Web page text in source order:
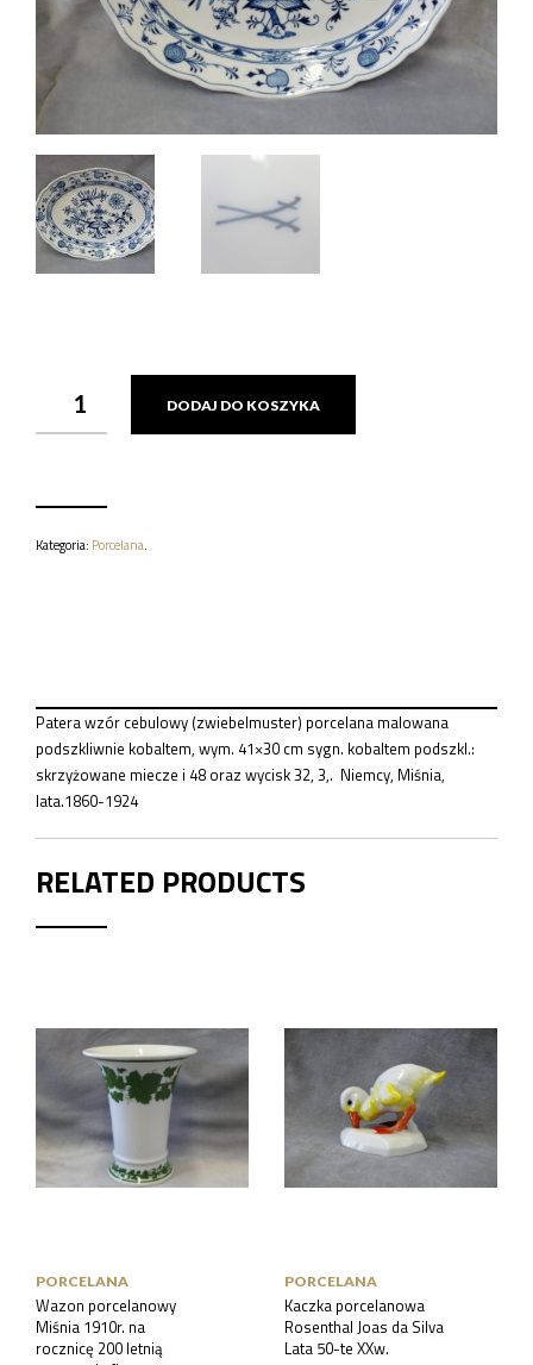
PÓŁMISEK
PORCELANOWY
1860-
DODAJ DO KOSZYKA
Kategoria: Porcelana.
Patera wzór cebulowy (zwiebelmuster) porcelana malowana
podszkliwnie kobaltem, wym. 41×30 cm sygn. kobaltem podszkl.:
skrzyżowane miecze i 48 oraz wycisk 32, 3,. Niemcy, Miśnia,
lata.1860-1924
RELATED PRODUCTS
PORCELANA
Wazon porcelanowy
Miśnia 1910r. na
rocznicę 200 letnią
PORCELANA
Kaczka porcelanowa
Rosenthal Joas da Silva
Lata 50-te XXw.